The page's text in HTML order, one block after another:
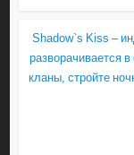
Shadow`s Kiss –
разворачивается
кланы, стройте